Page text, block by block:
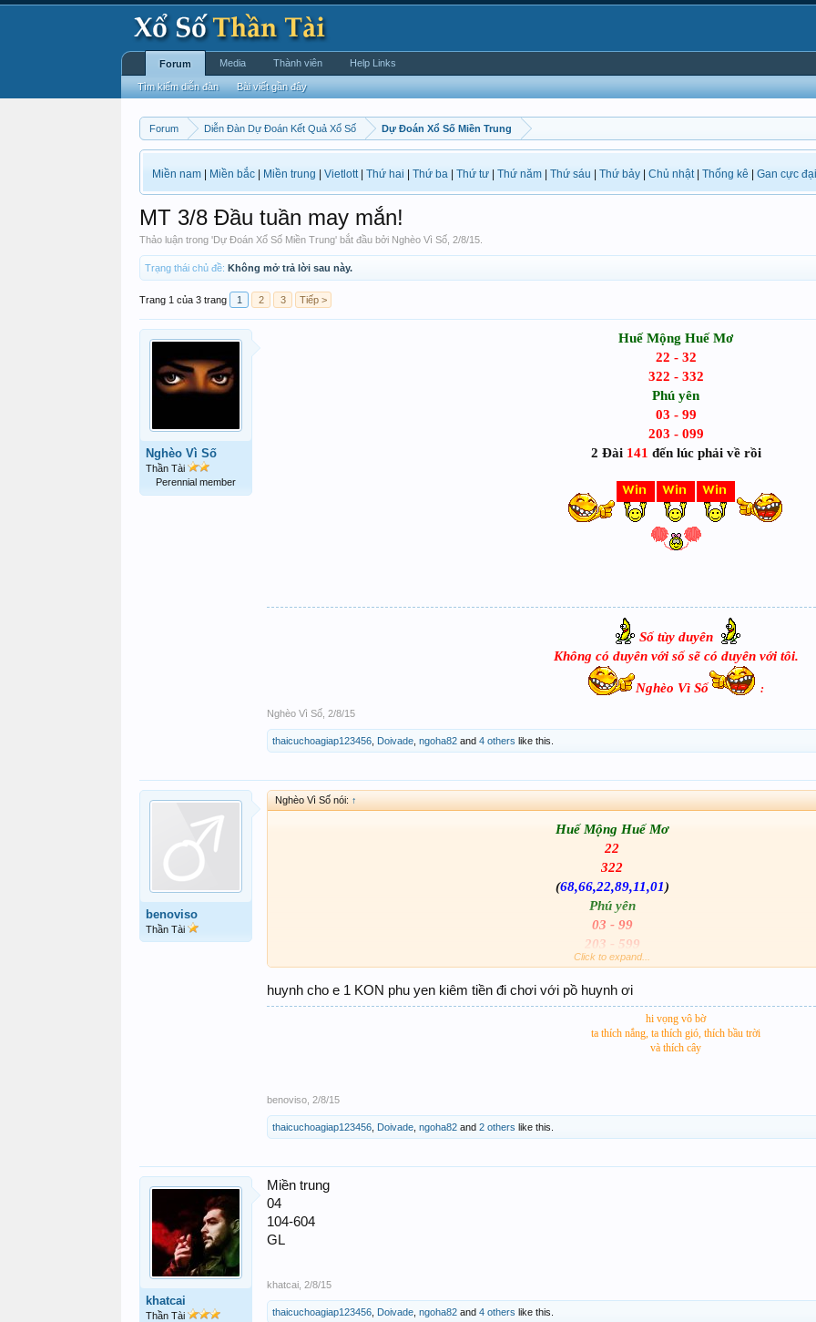
Forum Diễn Đàn Dự Đoán Kết Quả Xổ Số Dự Đoán Xổ Số Miền Trung
Miền nam Miền bắc Miền trung Vietlott| Thứ hai Thứ ba Thứ tư Thứ năm Thứ sáu Thứ bảy Chủ nhật| Thống kê Gan cực đại
MT 3/8 Đầu tuần may mắn!
Thảo luận trong 'Dự Đoán Xổ Số Miền Trung' bắt đầu bởi Nghèo Vì Số 2/8/15
Trạng thái chủ đề: Không mở trả lời sau này.
Trang 1 của 3 trang 1 2 3 Tiếp >
Nghèo Vì Số
Thần Tài
Perennial member
Huế Mộng Huế Mơ
22 - 32
322 - 332
Phú yên
03 - 99
203 - 099
2 Đài 141 đến lúc phải về rồi
Số tùy duyên
Không có duyên với số sẽ có duyên với tôi.
Nghèo Vì Số :​
Nghèo Vì Số 2/8/15
thaicuchoagiap123456 Doivade ngoha82 and 4 others like this.
benoviso
Thần Tài
Nghèo Vì Số nói: ↑
Huế Mộng Huế Mơ
22
322
(68,66,22,89,11,01)
Phú yên
03 - 99
203 - 599
32,33,03,05,65,99
NHIỀU QUÁ MAI RÚT SAU,HUYNH PASCAL PHỤ EM TAY
Click to expand...
huynh cho e 1 KON phu yen kiêm tiền đi chơi với pồ huynh ơi
hi vọng vô bờ
ta thích nắng, ta thích gió, thích bầu trời
và thích cây
benoviso 2/8/15
thaicuchoagiap123456 Doivade ngoha82 and 2 others like this.
khatcai
Thần Tài
Miền trung
04
104-604
GL
khatcai 2/8/15
thaicuchoagiap123456 Doivade ngoha82 and 4 others like this.
Forum
Tìm kiếm diễn đàn Bài viết gần đây
Media Thành viên Help Links